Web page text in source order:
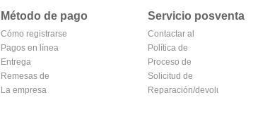
Método de pago
Cómo registrarse
en Alipay
Pagos en línea
Entrega
Remesas de
correos
La empresa
Servicio posventa
Contactar al
vendedor
Política de
devoluciones
Proceso de
devolución y
cambio
Solicitud de
reembolso
Reparación/devolución